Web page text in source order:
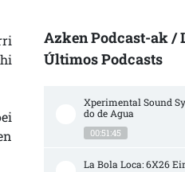
Azken Podcast-ak /
Últimos Podcasts
Xperimental Sound
do de Agua
00:51:45
La Bola Loca: 6X26